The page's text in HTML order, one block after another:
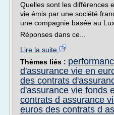
Quelles sont les différences
vie émis par une société
une compagnie basée au
Réponses dans ce...
Lire la suite
Thèmes liés :
d'assurance vie en
des contrats
d'assurance vie fonds
contrats d assurance
euros des contrats d